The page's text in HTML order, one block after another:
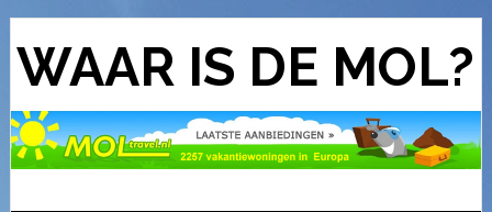
WAAR IS DE MOL?